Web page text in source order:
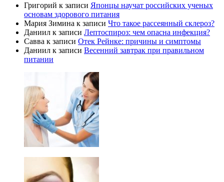
Григорий к записи Японцы научат российских ученых
основам здорового питания
Мария Зимина к записи Что такое рассеянный склероз?
Даниил к записи Лептоспироз: чем опасна инфекция?
Савва к записи Отек Рейнке: причины и симптомы
Даниил к записи Весенний завтрак при правильном
питании